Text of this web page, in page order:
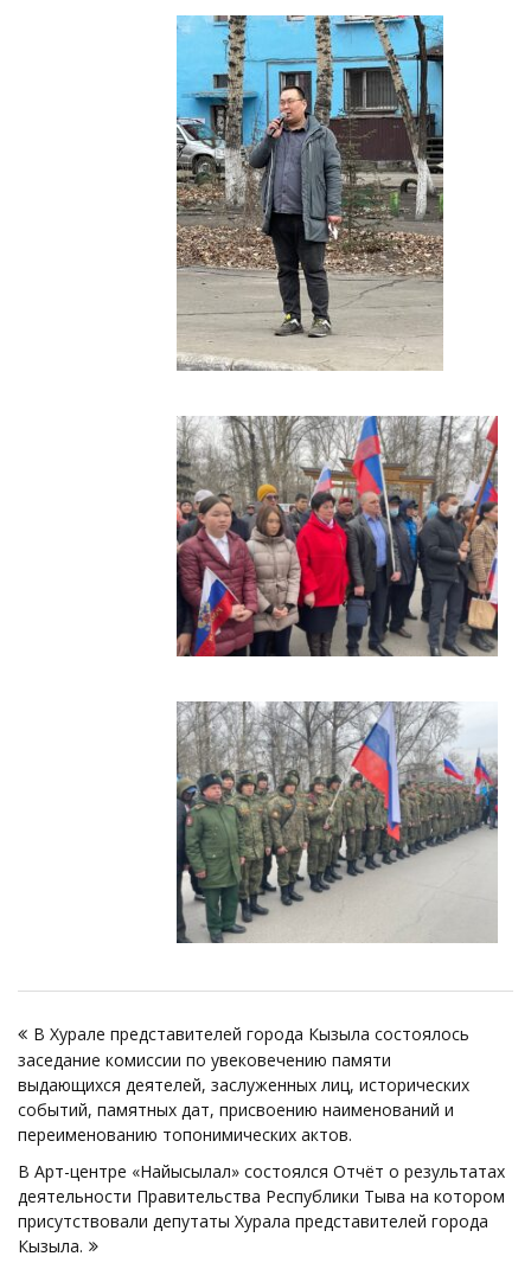
по
записям
В Хурале представителей города Кызыла состоялось
заседание комиссии по увековечению памяти
выдающихся деятелей, заслуженных лиц, исторических
событий, памятных дат, присвоению наименований и
переименованию топонимических актов.
В Арт-центре «Найысылал» состоялся Отчёт о результатах
деятельности Правительства Республики Тыва на котором
присутствовали депутаты Хурала представителей города
Кызыла.